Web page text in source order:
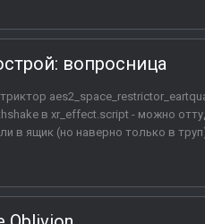
вопросница
в xr_effect.script - можно
в ящик (но наверно только в